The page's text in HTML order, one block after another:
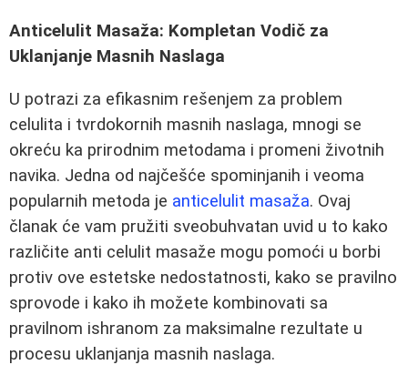
Anticelulit Masaža: Kompletan Vodič za
Uklanjanje Masnih Naslaga
U potrazi za efikasnim rešenjem za problem
celulita i tvrdokornih masnih naslaga, mnogi se
okreću ka prirodnim metodama i promeni životnih
navika. Jedna od najčešće spominjanih i veoma
popularnih metoda je anticelulit masaža. Ovaj
članak će vam pružiti sveobuhvatan uvid u to kako
različite anti celulit masaže mogu pomoći u borbi
protiv ove estetske nedostatnosti, kako se pravilno
sprovode i kako ih možete kombinovati sa
pravilnom ishranom za maksimalne rezultate u
procesu uklanjanja masnih naslaga.